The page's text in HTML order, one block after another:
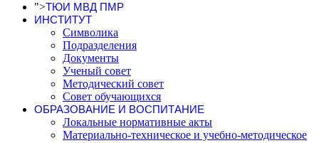
">ТЮИ МВД ПМР
ИНСТИТУТ
Символика
Подразделения
Документы
Ученый совет
Методический совет
Совет обучающихся
ОБРАЗОВАНИЕ И ВОСПИТАНИЕ
Локальные нормативные акты
Материально-техническое и учебно-методическое